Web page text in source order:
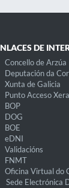
DE
Concello de Arzúa
Deputación da
Xunta de Galicia
Punto Acceso
BOP
DOG
BOE
eDNI
Validacións
FNMT
Oficina Virtual do
Sede Electrónica